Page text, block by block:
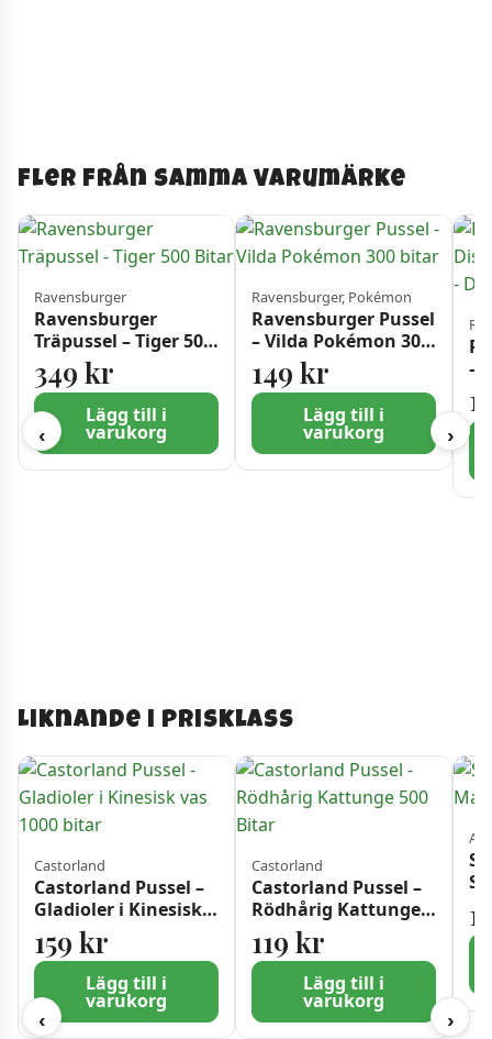
Fler från samma varumärke
‹
Ravensburger
Ravensburger
Träpussel – Tiger 500
Bitar
349 kr
Lägg till i
varukorg
Ravensburger, Pokémon
Ravensburger Pussel
– Vilda Pokémon 300
bitar
149 kr
Lägg till i
varukorg
–
›
Liknande i prisklass
‹
Castorland
Castorland Pussel –
Gladioler i Kinesisk
vas 1000 bitar
159 kr
Lägg till i
varukorg
Castorland
Castorland Pussel –
Rödhårig Kattunge
500 Bitar
119 kr
Lägg till i
varukorg
›